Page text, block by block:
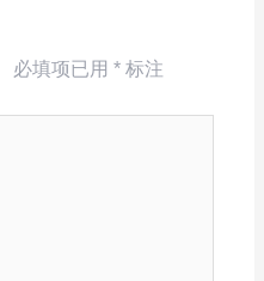
必填项已用 *标注